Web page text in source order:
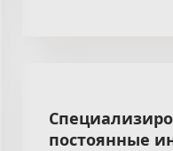
постоянные